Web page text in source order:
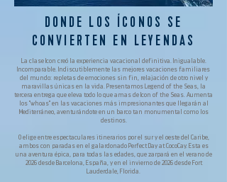
DONDE LOS ÍCONOS SE
CONVIERTEN EN LEYENDAS
La clase Icon creó la experiencia vacacional definitiva. Inigualable.
Incomparable. Indiscutiblemente las mejores vacaciones familiares
del mundo: repletas de emociones sin fin, relajación de otro nivel y
maravillas únicas en la vida. Presentamos Legend of the Seas, la
tercera entrega que eleva todo lo que amas de Icon of the Seas. Aumenta
los "whoas" en las vacaciones más impresionantes que llegarán al
Mediterráneo, aventurándote en un barco tan monumental como los
destinos.
O elige entre espectaculares itinerarios por el sur y el oeste del Caribe,
ambos con paradas en el galardonado Perfect Day at CocoCay. Esta es
una aventura épica, para todas las edades, que zarpará en el verano de
2026 desde Barcelona, España, y en el invierno de 2026 desde Fort
Lauderdale, Florida.